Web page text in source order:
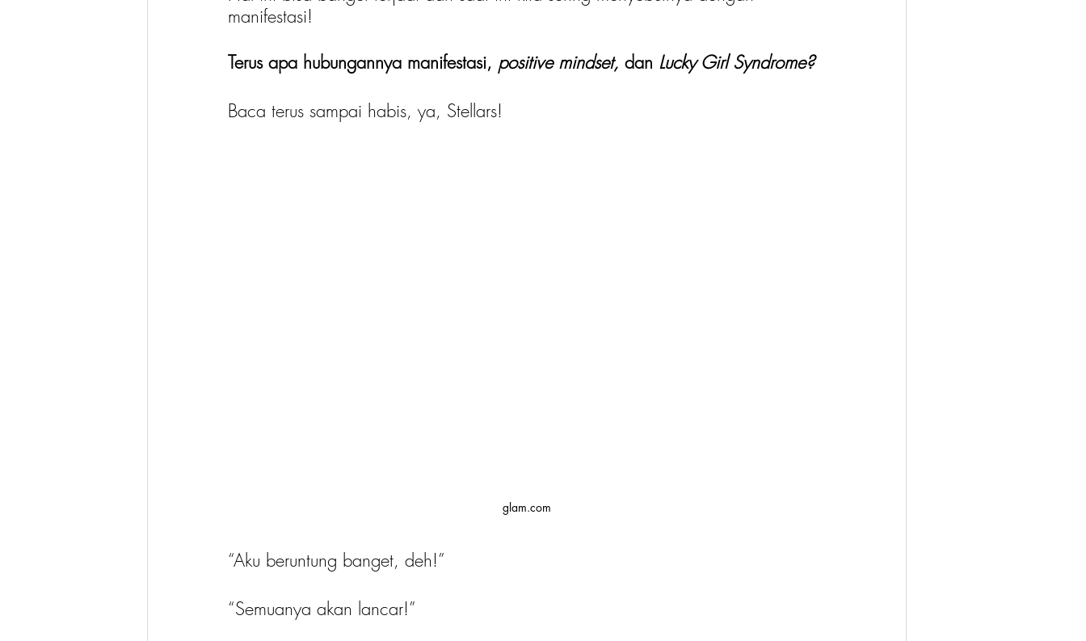
manifestasi!
Terus apa hubungannya manifestasi, positive mindset, dan Lucky Girl Syndrome?
Baca terus sampai habis, ya, Stellars!
glam.com
“Aku beruntung banget, deh!”
“Semuanya akan lancar!”